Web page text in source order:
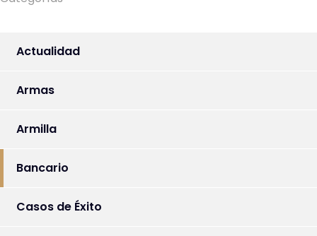
Actualidad
Armas
Armilla
Bancario
Casos de Éxito